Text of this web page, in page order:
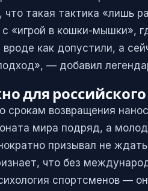
что такая тактика «лишь
с «игрой в кошки-мышки»,
вроде как допустили, а
— добавил
для
срокам возвращения
мира подряд, а
призывал не
что без
спортсменов —